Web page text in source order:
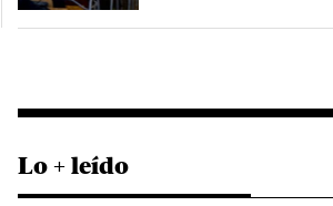
Lo + leído